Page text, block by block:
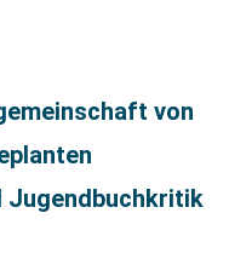
von
Jugendbuchkritik